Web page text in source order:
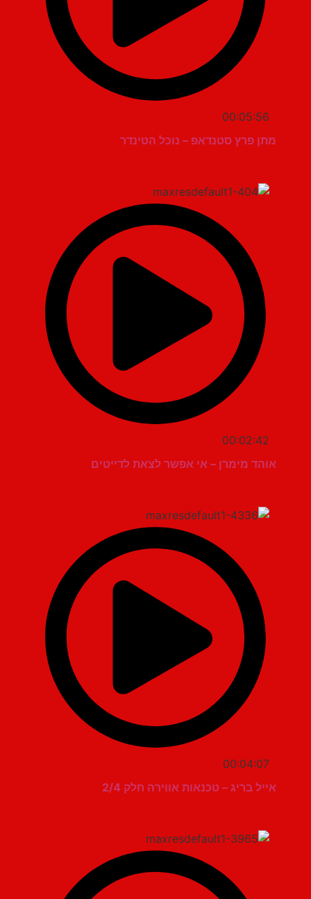
00:05:56
מתן פרץ סטנדאפ – נוכל הטינדר
00:02:42
אוהד מימרן – אי אפשר לצאת לדייטים
00:04:07
אייל בריג – טכנאות אווירה חלק 2/4